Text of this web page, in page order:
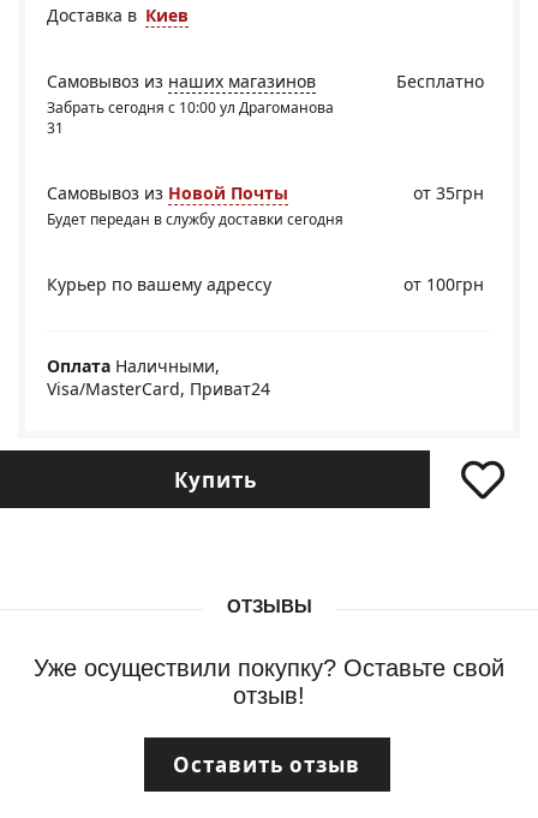
Доставка в Киев
Бесплатно
Самовывоз из наших магазинов
Забрать сегодня с 10:00 ул Драгоманова
31
Самовывоз из Новой Почты
Будет передан в службу доставки сегодня
от 35грн
Курьер по вашему адрессу от 100грн
Оплата Наличными,
Visa/MasterCard, Приват24
Купить
ОТЗЫВЫ
Уже осуществили покупку? Оставьте свой
отзыв!
Оставить отзыв